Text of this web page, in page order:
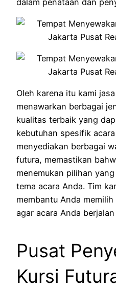
Oleh karena itu kami
menawarkan berbagai
kualitas terbaik yang
kebutuhan spesifik
menyediakan berbagai
futura, memastikan
menemukan pilihan
tema acara Anda. Tim
membantu Anda
agar acara Anda
Pusat
Kursi